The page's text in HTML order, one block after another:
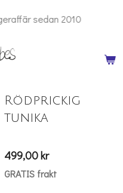
sedan 2010
Rödprickig
tunika
499,00 kr
GRATIS frakt